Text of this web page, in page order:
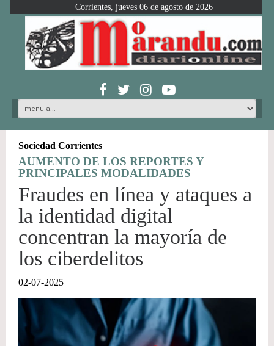
Corrientes, jueves 06 de agosto de 2026
Sociedad Corrientes
AUMENTO DE LOS REPORTES Y
PRINCIPALES MODALIDADES
Fraudes en línea y ataques a
la identidad digital
concentran la mayoría de
los ciberdelitos
02-07-2025